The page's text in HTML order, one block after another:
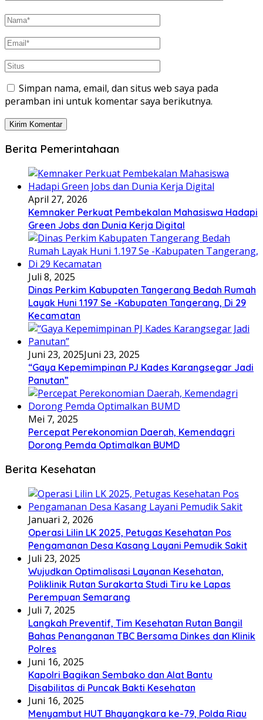
Simpan nama, email, dan situs web saya pada
peramban ini untuk komentar saya berikutnya.
Berita Pemerintahaan
April 27, 2026
Kemnaker Perkuat Pembekalan Mahasiswa Hadapi
Green Jobs dan Dunia Kerja Digital
Juli 8, 2025
Dinas Perkim Kabupaten Tangerang Bedah Rumah
Layak Huni 1.197 Se -Kabupaten Tangerang, Di 29
Kecamatan
Juni 23, 2025Juni 23, 2025
“Gaya Kepemimpinan PJ Kades Karangsegar Jadi
Panutan”
Mei 7, 2025
Percepat Perekonomian Daerah, Kemendagri
Dorong Pemda Optimalkan BUMD
Berita Kesehatan
Januari 2, 2026
Operasi Lilin LK 2025, Petugas Kesehatan Pos
Pengamanan Desa Kasang Layani Pemudik Sakit
Juli 23, 2025
Wujudkan Optimalisasi Layanan Kesehatan,
Poliklinik Rutan Surakarta Studi Tiru ke Lapas
Perempuan Semarang
Juli 7, 2025
Langkah Preventif, Tim Kesehatan Rutan Bangil
Bahas Penanganan TBC Bersama Dinkes dan Klinik
Polres
Juni 16, 2025
Kapolri Bagikan Sembako dan Alat Bantu
Disabilitas di Puncak Bakti Kesehatan
Juni 16, 2025
Menyambut HUT Bhayangkara ke-79, Polda Riau